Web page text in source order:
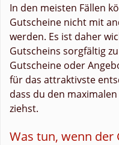
In den meisten Fällen
Gutscheine nicht mit
werden. Es ist daher
Gutscheins sorgfältig
Gutscheine oder
für das attraktivste
dass du den
ziehst.
Was tun, wenn der